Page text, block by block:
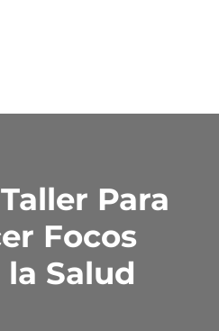
Para
Focos
Salud